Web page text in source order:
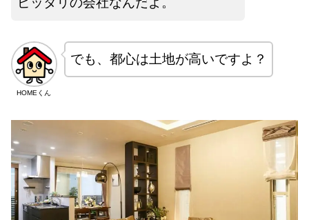
HOMEくん
でも、都心は土地が高いですよ？